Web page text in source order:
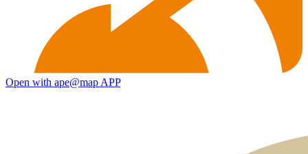
Open with ape@map APP